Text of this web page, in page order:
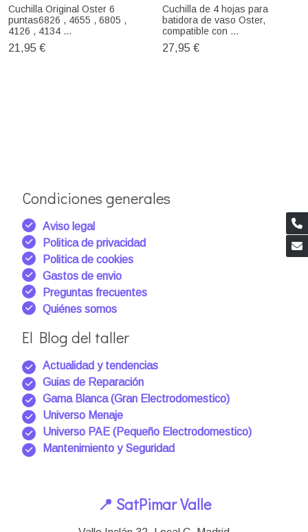
Cuchilla Original Oster 6
puntas6826 , 4655 , 6805 ,
4126 , 4134 ...
21,95 €
Cuchilla de 4 hojas para
batidora de vaso Oster,
compatible con ...
27,95 €
Condiciones generales
Aviso legal
Politica de privacidad
Politica de cookies
Gastos de envio
Preguntas frecuentes
Quiénes somos
El Blog del taller
Actualidad y tendencias
Guias de Reparación
Gama Blanca (Gran Electrodomestico)
Universo Menaje
Universo PAE (Pequeño Electrodomestico)
Mantenimiento y Seguridad
📍 SatPimar Valle